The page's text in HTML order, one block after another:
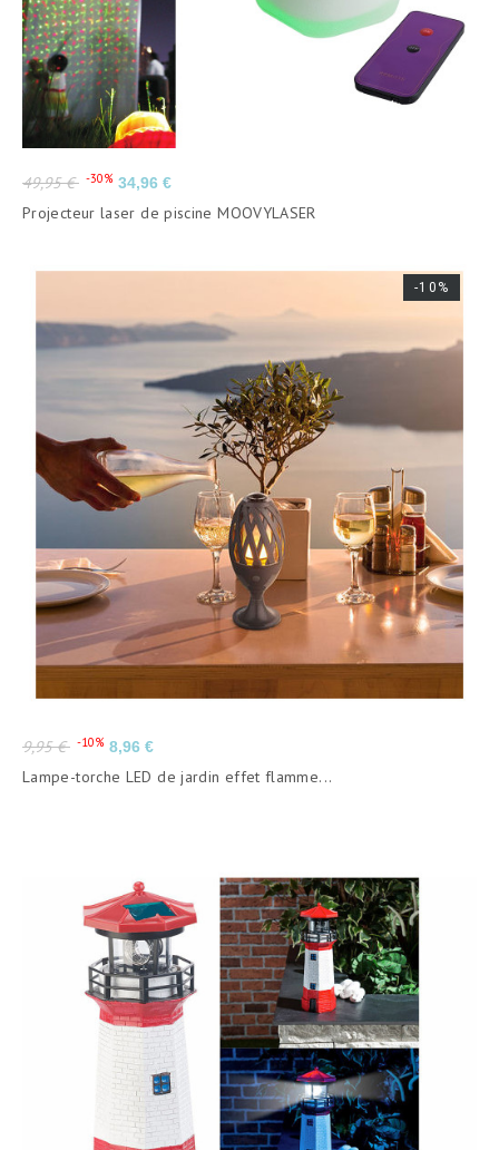
Prix
de
base
49,95 € -30% Prix
34,96 €
Projecteur laser de piscine MOOVYLASER
-10%
Prix
de
base
9,95 € -10% Prix
8,96 €
Lampe-torche LED de jardin effet flamme...